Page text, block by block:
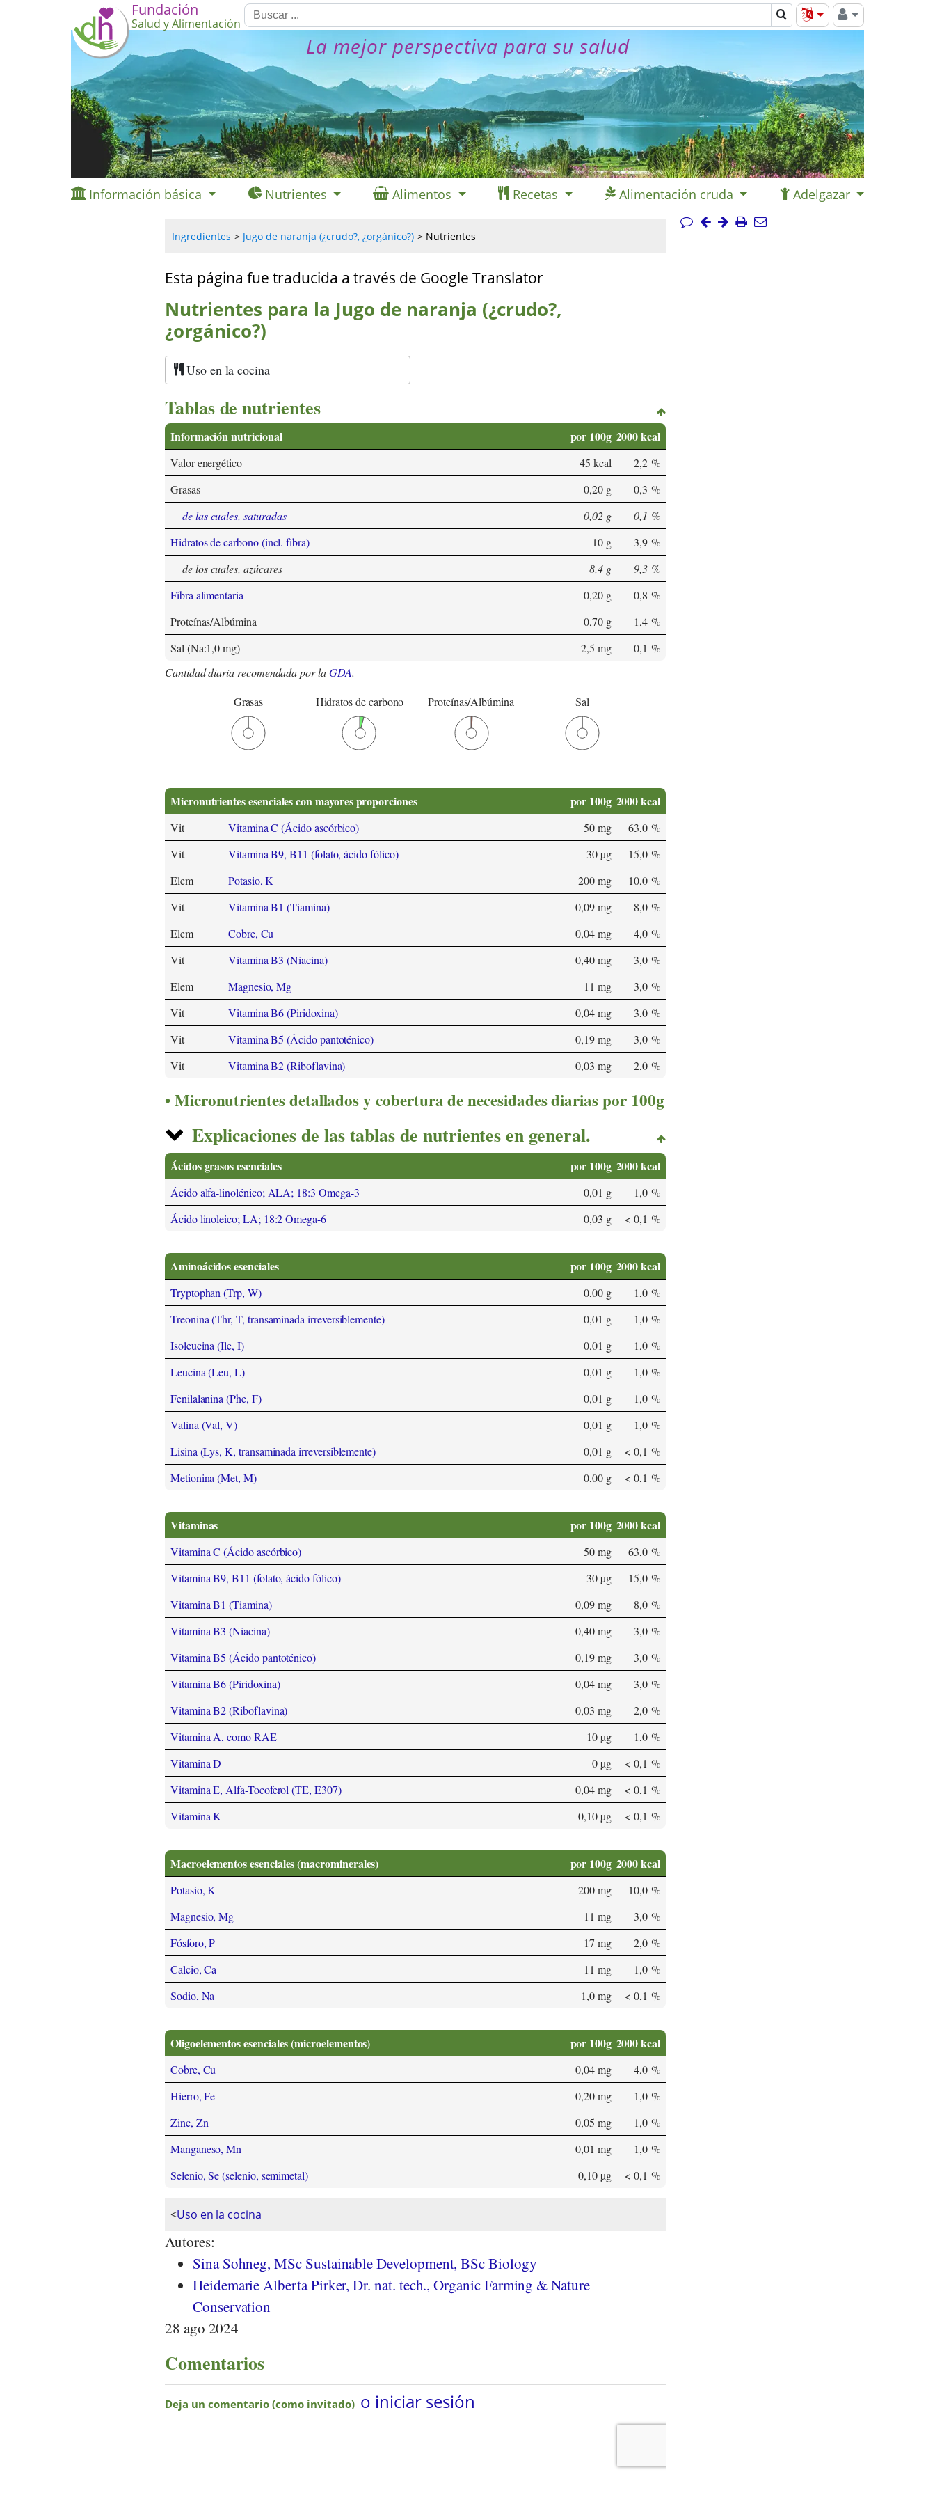
Fundación
Salud y Alimentación
La mejor perspectiva para su salud
Información básica Nutrientes Alimentos Recetas Alimentación cruda Adelgazar
Ingredientes Jugo de naranja (¿crudo?, ¿orgánico?) Nutrientes
Esta página fue traducida a través de Google Translator
Nutrientes para la Jugo de naranja (¿crudo?,
¿orgánico?)
Uso en la cocina
Tablas de nutrientes
Información nutricional por 100g 2000 kcal
Valor energético 45 kcal
2,2 %
Grasas
0,20 g
0,3 %
de las cuales, saturadas
0,02 g
0,1 %
Hidratos de carbono (incl. fibra)
10 g
3,9 %
de los cuales, azúcares
8,4 g
9,3 %
Fibra alimentaria
0,20 g
0,8 %
Proteínas/Albúmina
0,70 g
1,4 %
Sal (Na:1,0 mg)
2,5 mg
0,1 %
Cantidad diaria recomendada por laGDA.
Grasas
Hidratos de carbono Proteínas/Albúmina Sal
Micronutrientes esenciales con mayores proporciones por 100g 2000 kcal
Vit Vitamina C (Ácido ascórbico) 50 mg
63,0 %
Vit
Vitamina B9, B11 (folato, ácido fólico) 30 µg
15,0 %
Elem
Potasio, K 200 mg
10,0 %
Vit
Vitamina B1 (Tiamina) 0,09 mg
8,0 %
Elem
Cobre, Cu 0,04 mg
4,0 %
Vit
Vitamina B3 (Niacina) 0,40 mg
3,0 %
Elem
Magnesio, Mg 11 mg
3,0 %
Vit
Vitamina B6 (Piridoxina) 0,04 mg
3,0 %
Vit
Vitamina B5 (Ácido pantoténico) 0,19 mg
3,0 %
Vit
Vitamina B2 (Riboflavina) 0,03 mg 2,0 %
Micronutrientes detallados y cobertura de necesidades diarias por 100g
Explicaciones de las tablas de nutrientes en general.
Ácidos grasos esenciales por 100g 2000 kcal
Ácido alfa-linolénico; ALA; 18:3 Omega-3 0,01 g
1,0 %
Ácido linoleico; LA; 18:2 Omega-6
0,03 g < 0,1 %
Aminoácidos esenciales por 100g 2000 kcal
Tryptophan (Trp, W) 0,00 g
1,0 %
Treonina (Thr, T, transaminada irreversiblemente)
0,01 g
1,0 %
Isoleucina (Ile, I)
0,01 g
1,0 %
Leucina (Leu, L)
0,01 g
1,0 %
Fenilalanina (Phe, F)
0,01 g
1,0 %
Valina (Val, V)
0,01 g
1,0 %
Lisina (Lys, K, transaminada irreversiblemente)
0,01 g
< 0,1 %
Metionina (Met, M)
0,00 g < 0,1 %
Vitaminas por 100g 2000 kcal
Vitamina C (Ácido ascórbico) 50 mg
63,0 %
Vitamina B9, B11 (folato, ácido fólico)
30 µg
15,0 %
Vitamina B1 (Tiamina)
0,09 mg
8,0 %
Vitamina B3 (Niacina)
0,40 mg
3,0 %
Vitamina B5 (Ácido pantoténico)
0,19 mg
3,0 %
Vitamina B6 (Piridoxina)
0,04 mg
3,0 %
Vitamina B2 (Riboflavina)
0,03 mg
2,0 %
Vitamina A, como RAE
10 µg
1,0 %
Vitamina D
0 µg
< 0,1 %
Vitamina E, Alfa-Tocoferol (TE, E307)
0,04 mg
< 0,1 %
Vitamina K
0,10 µg < 0,1 %
Macroelementos esenciales (macrominerales) por 100g 2000 kcal
Potasio, K 200 mg
10,0 %
Magnesio, Mg
11 mg
3,0 %
Fósforo, P
17 mg
2,0 %
Calcio, Ca
11 mg
1,0 %
Sodio, Na
1,0 mg < 0,1 %
Oligoelementos esenciales (microelementos) por 100g 2000 kcal
Cobre, Cu 0,04 mg
4,0 %
Hierro, Fe
0,20 mg
1,0 %
Zinc, Zn
0,05 mg
1,0 %
Manganeso, Mn
0,01 mg
1,0 %
Selenio, Se (selenio, semimetal)
0,10 µg < 0,1 %
<Uso en la cocina
Autores:
Sina Sohneg, MSc Sustainable Development, BSc Biology
Heidemarie Alberta Pirker, Dr. nat. tech., Organic Farming & Nature
Conservation
28 ago 2024
Comentarios